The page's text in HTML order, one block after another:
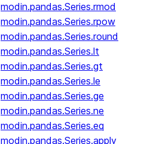
modin.pandas.Series.rmod
modin.pandas.Series.rpow
modin.pandas.Series.round
modin.pandas.Series.lt
modin.pandas.Series.gt
modin.pandas.Series.le
modin.pandas.Series.ge
modin.pandas.Series.ne
modin.pandas.Series.eq
modin.pandas.Series.apply